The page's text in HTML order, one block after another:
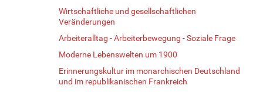
Wirtschaftliche und gesellschaftlichen
Veränderungen
Arbeiteralltag - Arbeiterbewegung - Soziale Frage
Moderne Lebenswelten um 1900
Erinnerungskultur im monarchischen Deutschland
und im republikanischen Frankreich